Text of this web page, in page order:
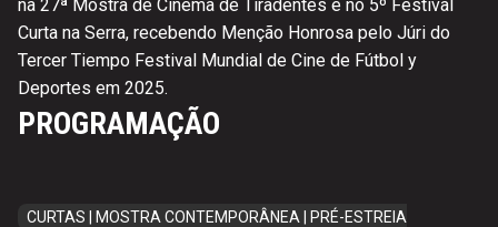
na 27ª Mostra de Cinema de Tiradentes e no 5º Festival
Curta na Serra, recebendo Menção Honrosa pelo Júri do
Tercer Tiempo Festival Mundial de Cine de Fútbol y
Deportes em 2025.
PROGRAMAÇÃO
CURTAS | MOSTRA CONTEMPORÂNEA | PRÉ-ESTREIA